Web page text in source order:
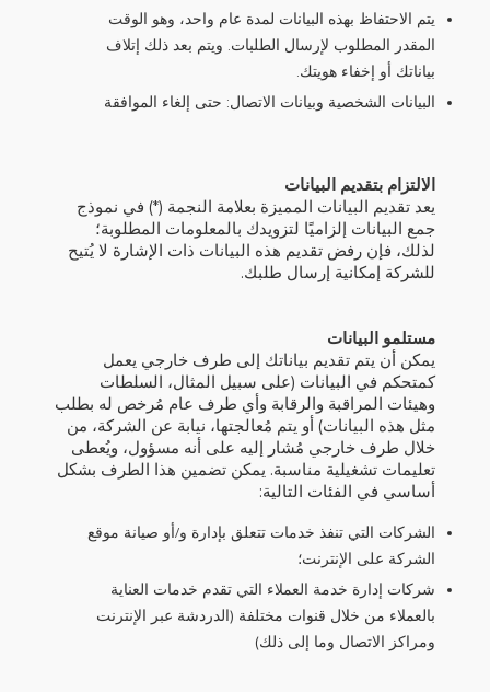
يتم الاحتفاظ بهذه البيانات لمدة عام واحد، وهو الوقت
المقدر المطلوب لإرسال الطلبات. ويتم بعد ذلك إتلاف
بياناتك أو إخفاء هويتك.
البيانات الشخصية وبيانات الاتصال: حتى إلغاء الموافقة
الالتزام بتقديم البيانات
يعد تقديم البيانات المميزة بعلامة النجمة (*) في نموذج
جمع البيانات إلزاميًا لتزويدك بالمعلومات المطلوبة؛
لذلك، فإن رفض تقديم هذه البيانات ذات الإشارة لا يُتيح
للشركة إمكانية إرسال طلبك.
مستلمو البيانات
يمكن أن يتم تقديم بياناتك إلى طرف خارجي يعمل
كمتحكم في البيانات (على سبيل المثال، السلطات
وهيئات المراقبة والرقابة وأي طرف عام مُرخص له بطلب
مثل هذه البيانات) أو يتم مُعالجتها، نيابة عن الشركة، من
خلال طرف خارجي مُشار إليه على أنه مسؤول، ويُعطى
تعليمات تشغيلية مناسبة. يمكن تضمين هذا الطرف بشكل
أساسي في الفئات التالية:
الشركات التي تنفذ خدمات تتعلق بإدارة و/أو صيانة موقع
الشركة على الإنترنت؛
شركات إدارة خدمة العملاء التي تقدم خدمات العناية
بالعملاء من خلال قنوات مختلفة (الدردشة عبر الإنترنت
ومراكز الاتصال وما إلى ذلك)